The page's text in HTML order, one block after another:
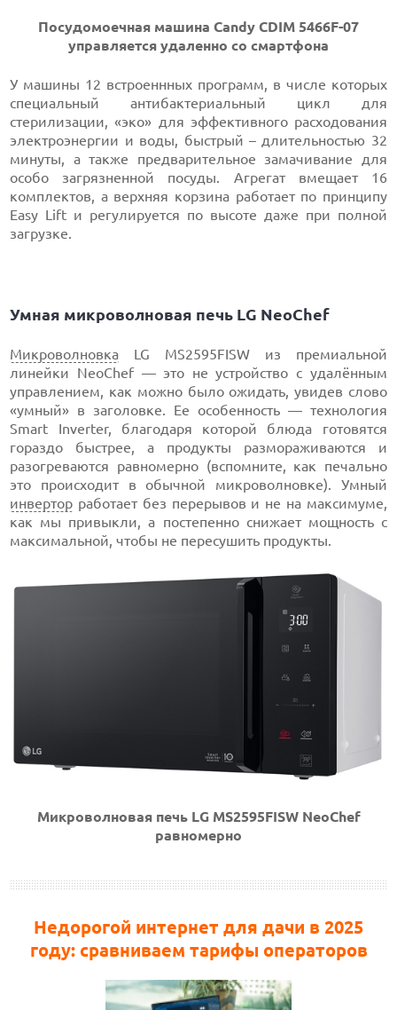
Посудомоечная машина Candy CDIM 5466F-07
управляется удаленно со смартфона
У машины 12 встроеннных программ, в числе которых
специальный антибактериальный цикл для
стерилизации, «эко» для эффективного расходования
электроэнергии и воды, быстрый – длительностью 32
минуты, а также предварительное замачивание для
особо загрязненной посуды. Агрегат вмещает 16
комплектов, а верхняя корзина работает по принципу
Easy Lift и регулируется по высоте даже при полной
загрузке.
Умная микроволновая печь LG NeoChef
Микроволновка LG MS2595FISW из премиальной
линейки NeoChef — это не устройство с удалённым
управлением, как можно было ожидать, увидев слово
«умный» в заголовке. Ее особенность — технология
Smart Inverter, благодаря которой блюда готовятся
гораздо быстрее, а продукты размораживаются и
разогреваются равномерно (вспомните, как печально
это происходит в обычной микроволновке). Умный
инвертор работает без перерывов и не на максимуме,
как мы привыкли, а постепенно снижает мощность с
максимальной, чтобы не пересушить продукты.
Микроволновая печь LG MS2595FISW NeoChef
равномерно
Недорогой интернет для дачи в 2025
году: сравниваем тарифы операторов